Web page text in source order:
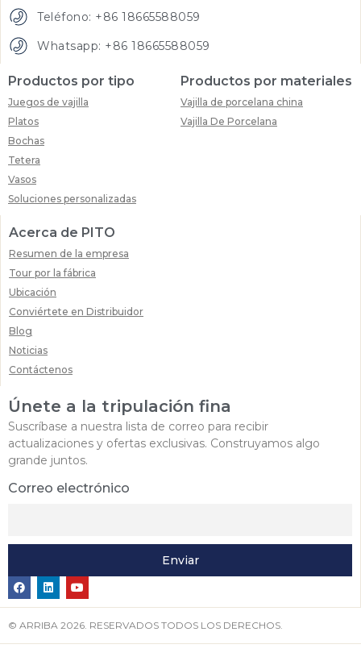
Teléfono: +86 18665588059
Whatsapp: +86 18665588059
Productos por tipo
Juegos de vajilla
Platos
Bochas
Tetera
Vasos
Soluciones personalizadas
Productos por materiales
Vajilla de porcelana china
Vajilla De Porcelana
Acerca de PITO
Resumen de la empresa
Tour por la fábrica
Ubicación
Conviértete en Distribuidor
Blog
Noticias
Contáctenos
Únete a la tripulación fina
Suscríbase a nuestra lista de correo para recibir
actualizaciones y ofertas exclusivas. Construyamos algo
grande juntos.
Correo electrónico
Enviar
© ARRIBA 2026. RESERVADOS TODOS LOS DERECHOS.